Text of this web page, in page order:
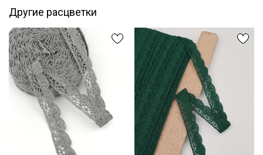
Цветопередача может отличаться от оригинального цвета в
зависимости от настроек вашего монитора.
Другие расцветки